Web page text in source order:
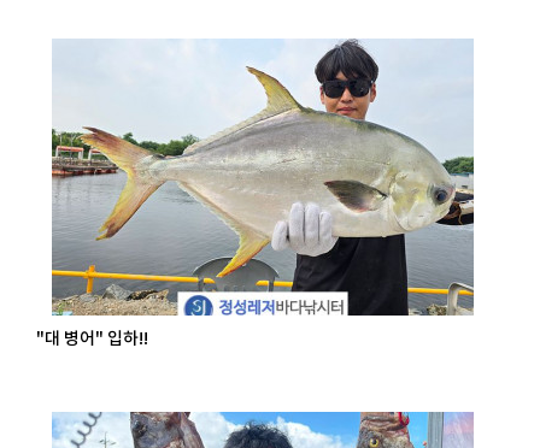
"대 병어" 입하!!